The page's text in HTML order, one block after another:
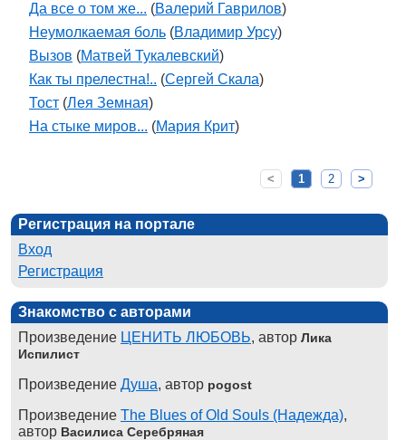
Да все о том же... (Валерий Гаврилов)
Неумолкаемая боль (Владимир Урсу)
Вызов (Матвей Тукалевский)
Как ты прелестна!.. (Сергей Скала)
Тост (Лея Земная)
На стыке миров... (Мария Крит)
< 1 2 >
Регистрация на портале
Вход
Регистрация
Знакомство с авторами
Произведение ЦЕНИТЬ ЛЮБОВЬ, автор Лика
Испилист
Произведение Душа, автор pogost
Произведение The Blues of Old Souls (Надежда),
автор Василиса Серебряная